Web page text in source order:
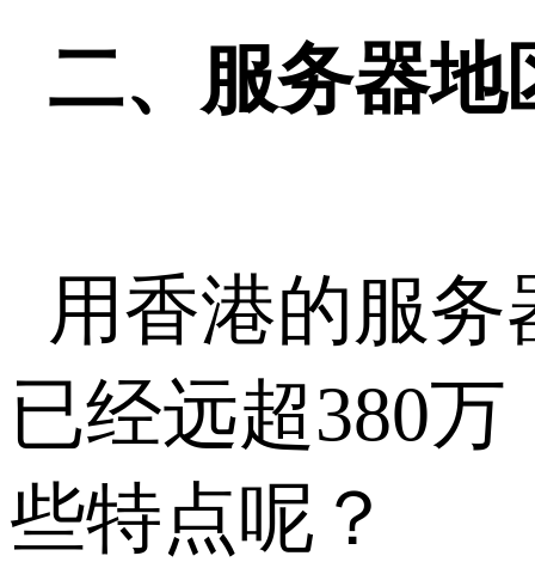
二、服务器地
用香港的服
已经远超380
些特点呢？